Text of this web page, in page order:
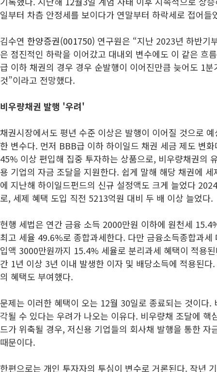
일부터 차츰 안정세를 보이다가 연말부터 하락세로 접어들
김수연 한양증권(001750) 연구원은 “지난 2023년 하반기
은 점진적인 하락을 이어갔고 대내외 변수에도 이 같은 흐
급 이하 채권의 경우 경우 순발행이 이어진만큼 늦어도 1
것”이라고 전망했다.
비우량채권 발행 '우려'
채권시장에서도 평년 수준 이상은 발행이 이어질 것으로
한 변수다. 먼저 BBB급 이하 하이일드 채권 세금 제도 변
45% 이상 편입해 집중 투자하는 상품으로, 비우량채권의
용 기업의 자금 조달을 지원한다. 쉽게 말해 해당 채권에
에 지난해 하이일드펀드의 신규 설정액도 크게 늘었다
로, 세제 혜택 도입 직전 5213억원 대비 두 배 이상 늘었다.
현행 세법은 연간 금융 소득 2000만원 이하에 원천세
최고 세율 49.6%로 종합과세한다. 다만 금융소득종합과세
입액 3000만원까지 15.4% 세율로 분리과세 혜택이 적용
간 1년 이상 3년 이내 발생한 이자 및 배당소득에 적용된
의 혜택도 부여했다.
문제는 이러한 혜택이 오는 12월 30일로 종료되는 것이다.
각될 수 있다는 우려가 나오는 이유다. 비우량채 조달에 핵
드가 위축될 경우, 저신용 기업들의 회사채 발행을 통한 자
때문이다.
한편으로는 개인 투자자의 투심이 변수로 거론된다. 작년